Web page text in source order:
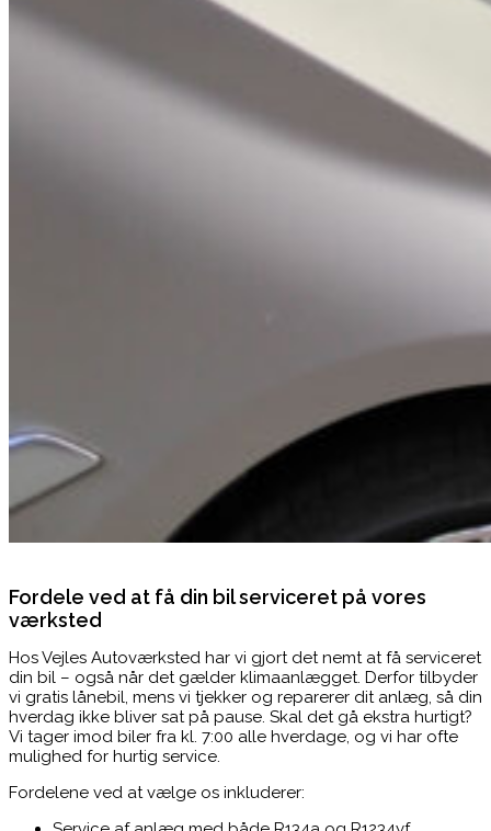
Fordele ved at få din bil serviceret på vores
værksted
Hos Vejles Autoværksted har vi gjort det nemt at få serviceret
din bil – også når det gælder klimaanlægget. Derfor tilbyder
vi gratis lånebil, mens vi tjekker og reparerer dit anlæg, så din
hverdag ikke bliver sat på pause. Skal det gå ekstra hurtigt?
Vi tager imod biler fra kl. 7:00 alle hverdage, og vi har ofte
mulighed for hurtig service.
Fordelene ved at vælge os inkluderer: